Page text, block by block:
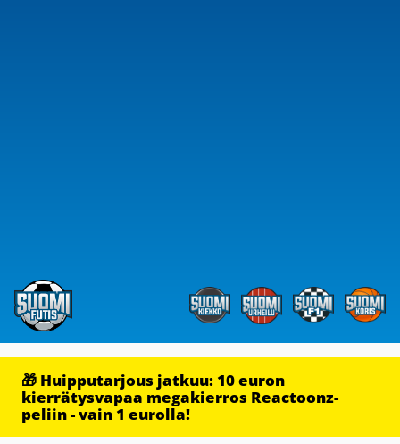
🎁 Huipputarjous jatkuu: 10 euron
kierrätysvapaa megakierros Reactoonz-
peliin - vain 1 eurolla!